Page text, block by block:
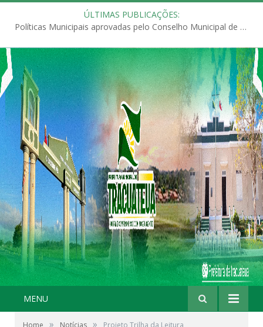
ÚLTIMAS PUBLICAÇÕES:
Políticas Municipais aprovadas pelo Conselho Municipal de Educação (CME)
MENU
Home » Notícias » Projeto Trilha da Leitura